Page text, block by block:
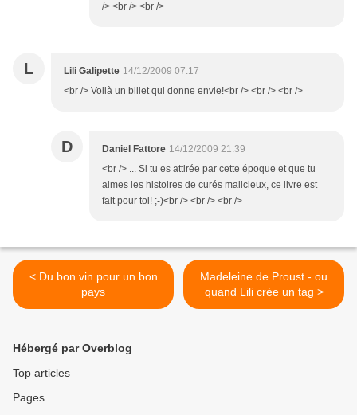
/> <br /> <br />
L Lili Galipette 14/12/2009 07:17
<br /> Voilà un billet qui donne envie!<br /> <br /> <br />
D Daniel Fattore 14/12/2009 21:39
<br /> ... Si tu es attirée par cette époque et que tu
aimes les histoires de curés malicieux, ce livre est
fait pour toi! ;-)<br /> <br /> <br />
< Du bon vin pour un bon
pays
Madeleine de Proust - ou
quand Lili crée un tag >
Hébergé par Overblog
Top articles
Pages